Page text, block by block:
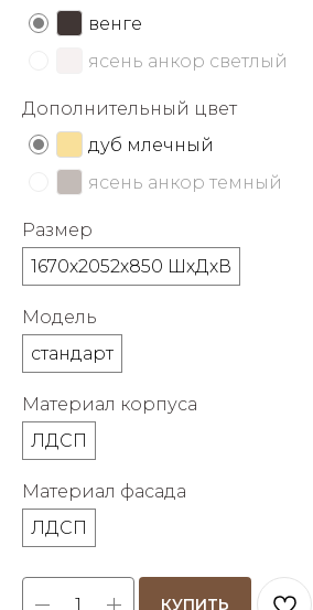
венге
ясень анкор светлый
Дополнительный цвет
дуб млечный
ясень анкор темный
Размер
1670х2052х850 ШхДхВ
Модель
стандарт
Материал корпуса
ЛДСП
Материал фасада
ЛДСП
КУПИТЬ
об оплате Плайтом
недели
Остались вопросы?
plait.ru